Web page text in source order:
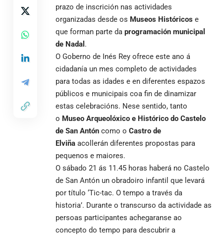
prazo de inscrición nas actividades
organizadas desde os Museos Históricos e
que forman parte da programación municipal
de Nadal .
O Goberno de Inés Rey ofrece este ano á
cidadanía un mes completo de actividades
para todas as idades e en diferentes espazos
públicos e municipais coa fin de dinamizar
estas celebracións. Nese sentido, tanto
o Museo Arqueolóxico e Histórico do Castelo
de San Antón como o Castro de
Elviña acollerán diferentes propostas para
pequenos e maiores.
O sábado 21 ás 11.45 horas haberá no Castelo
de San Antón un obradoiro infantil que levará
por título ‘Tic-tac. O tempo a través da
historia’. Durante o transcurso da actividade as
persoas participantes achegaranse ao
concepto do tempo para descubrir a